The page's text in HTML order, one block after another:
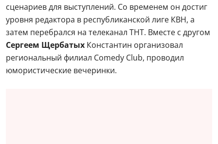
сценариев для выступлений. Со временем он достиг
уровня редактора в республиканской лиге КВН, а
затем перебрался на телеканал ТНТ. Вместе с другом
Сергеем Щербатых Константин организовал
региональный филиал Comedy Club, проводил
юмористические вечеринки.